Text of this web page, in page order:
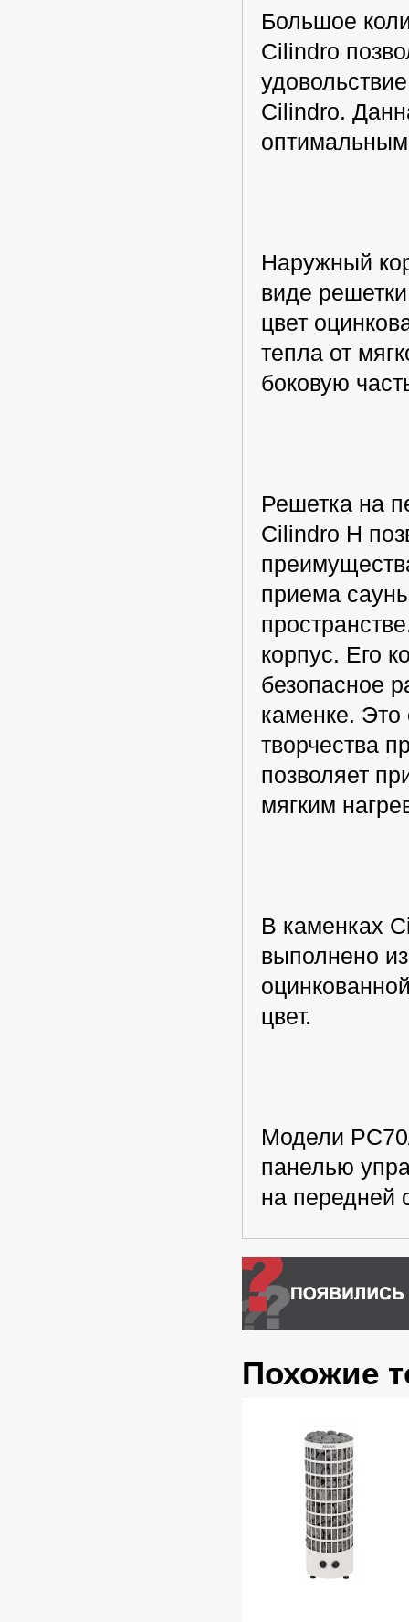
Большое
Cilindro
Cilindro.
Наружный
виде
цвет
тепла от
боковую
Решетка на
Cilindro H
приема
корпус. Его
безопасное
каменке. Это
творчества
позволяет
мягким
В каменках
выполнено
цвет.
Модели
панелью
на передней
Похожие